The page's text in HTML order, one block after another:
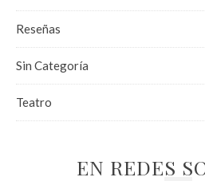
Reseñas
Sin Categoría
Teatro
EN REDES